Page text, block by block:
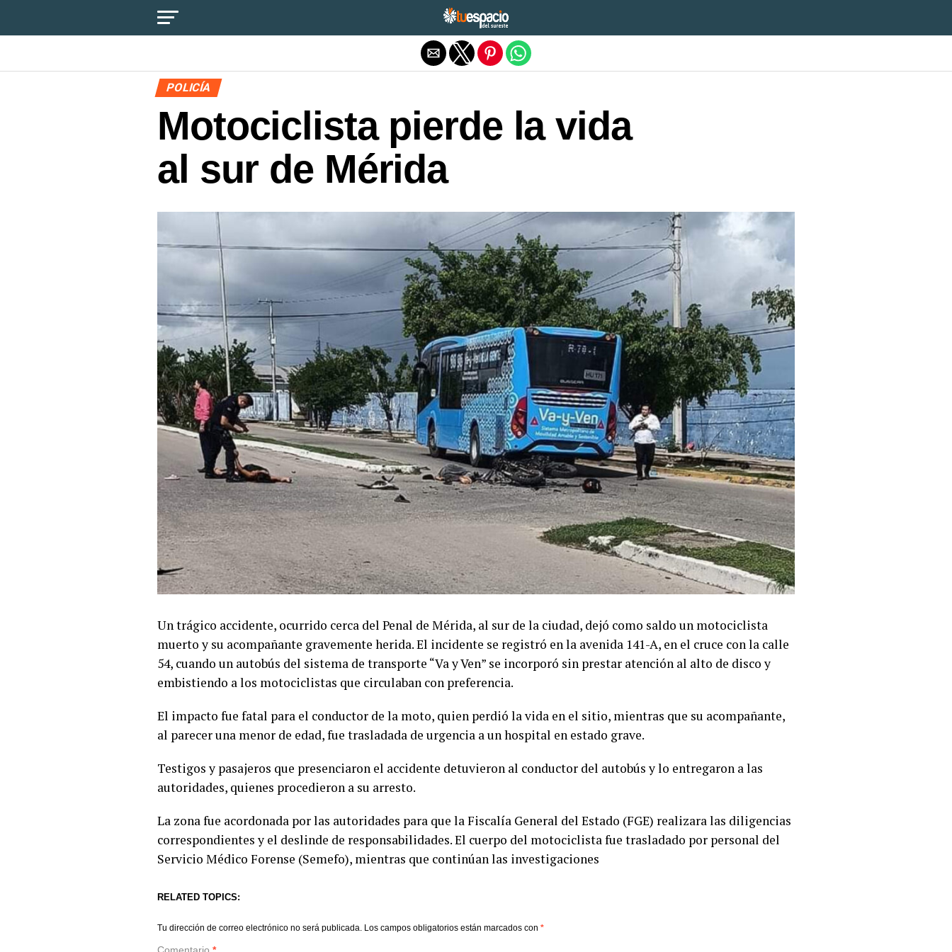
POLICÍA
Motociclista pierde la vida
al sur de Mérida
Un trágico accidente, ocurrido cerca del Penal de Mérida, al sur de la ciudad, dejó como saldo un motociclista
muerto y su acompañante gravemente herida. El incidente se registró en la avenida 141-A, en el cruce con la calle
54, cuando un autobús del sistema de transporte “Va y Ven” se incorporó sin prestar atención al alto de disco y
embistiendo a los motociclistas que circulaban con preferencia.
El impacto fue fatal para el conductor de la moto, quien perdió la vida en el sitio, mientras que su acompañante,
al parecer una menor de edad, fue trasladada de urgencia a un hospital en estado grave.
Testigos y pasajeros que presenciaron el accidente detuvieron al conductor del autobús y lo entregaron a las
autoridades, quienes procedieron a su arresto.
La zona fue acordonada por las autoridades para que la Fiscalía General del Estado (FGE) realizara las diligencias
correspondientes y el deslinde de responsabilidades. El cuerpo del motociclista fue trasladado por personal del
Servicio Médico Forense (Semefo), mientras que continúan las investigaciones
RELATED TOPICS:
Tu dirección de correo electrónico no será publicada. Los campos obligatorios están marcados con *
Salir de la versión móvil